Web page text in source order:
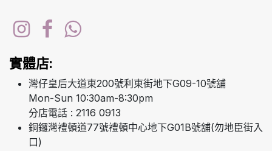
實體店:
灣仔皇后大道東200號利東街地下G09-10號舖
Mon-Sun 10:30am-8:30pm
分店電話 : 2116 0913
銅鑼灣禮頓道77號禮頓中心地下G01B號舖(勿地臣街入
口)